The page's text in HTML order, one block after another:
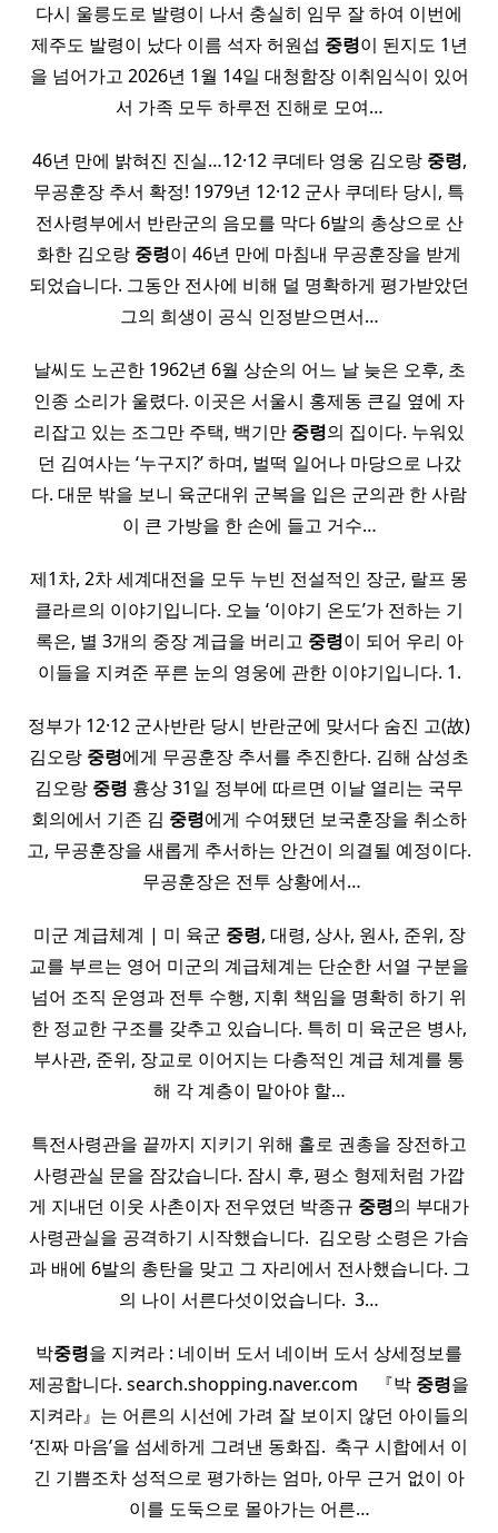
다시 울릉도로 발령이 나서 충실히 임무 잘 하여 이번에
제주도 발령이 났다 이름 석자 허원섭 중령이 된지도 1년
을 넘어가고 2026년 1월 14일 대청함장 이취임식이 있어
서 가족 모두 하루전 진해로 모여…
46년 만에 밝혀진 진실…12·12 쿠데타 영웅 김오랑 중령,
무공훈장 추서 확정! 1979년 12·12 군사 쿠데타 당시, 특
전사령부에서 반란군의 음모를 막다 6발의 총상으로 산
화한 김오랑 중령이 46년 만에 마침내 무공훈장을 받게
되었습니다. 그동안 전사에 비해 덜 명확하게 평가받았던
그의 희생이 공식 인정받으면서…
날씨도 노곤한 1962년 6월 상순의 어느 날 늦은 오후, 초
인종 소리가 울렸다. 이곳은 서울시 홍제동 큰길 옆에 자
리잡고 있는 조그만 주택, 백기만 중령의 집이다. 누워있
던 김여사는 ‘누구지?’ 하며, 벌떡 일어나 마당으로 나갔
다. 대문 밖을 보니 육군대위 군복을 입은 군의관 한 사람
이 큰 가방을 한 손에 들고 거수…
제1차, 2차 세계대전을 모두 누빈 전설적인 장군, 랄프 몽
클라르의 이야기입니다. 오늘 ‘이야기 온도’가 전하는 기
록은, 별 3개의 중장 계급을 버리고 중령이 되어 우리 아
이들을 지켜준 푸른 눈의 영웅에 관한 이야기입니다. 1.
정부가 12·12 군사반란 당시 반란군에 맞서다 숨진 고(故)
김오랑 중령에게 무공훈장 추서를 추진한다. 김해 삼성초
김오랑 중령 흉상 31일 정부에 따르면 이날 열리는 국무
회의에서 기존 김 중령에게 수여됐던 보국훈장을 취소하
고, 무공훈장을 새롭게 추서하는 안건이 의결될 예정이다.
​ 무공훈장은 전투 상황에서…
미군 계급체계 | 미 육군 중령, 대령, 상사, 원사, 준위, 장
교를 부르는 영어 미군의 계급체계는 단순한 서열 구분을
넘어 조직 운영과 전투 수행, 지휘 책임을 명확히 하기 위
한 정교한 구조를 갖추고 있습니다. 특히 미 육군은 병사,
부사관, 준위, 장교로 이어지는 다층적인 계급 체계를 통
해 각 계층이 맡아야 할…
특전사령관을 끝까지 지키기 위해 홀로 권총을 장전하고
사령관실 문을 잠갔습니다. 잠시 후, 평소 형제처럼 가깝
게 지내던 이웃 사촌이자 전우였던 박종규 중령의 부대가
사령관실을 공격하기 시작했습니다. ​ 김오랑 소령은 가슴
과 배에 6발의 총탄을 맞고 그 자리에서 전사했습니다. 그
의 나이 서른다섯이었습니다. ​ 3…
박중령을 지켜라 : 네이버 도서 네이버 도서 상세정보를
제공합니다. search.shopping.naver.com ​ ​ ​ 『박 중령을
지켜라』는 어른의 시선에 가려 잘 보이지 않던 아이들의
‘진짜 마음’을 섬세하게 그려낸 동화집. ​ 축구 시합에서 이
긴 기쁨조차 성적으로 평가하는 엄마, 아무 근거 없이 아
이를 도둑으로 몰아가는 어른…